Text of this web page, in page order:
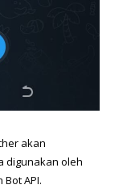
akan
digunakan oleh
API.